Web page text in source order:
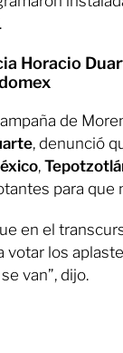
Horacio
de
, denunció
,
para que
en el
votar los
van”, dijo.